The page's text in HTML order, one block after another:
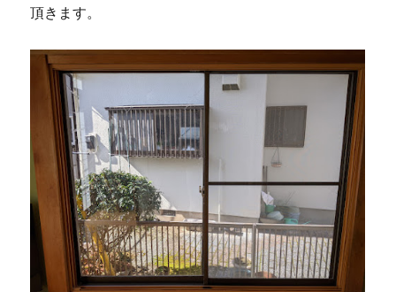
頂きます。